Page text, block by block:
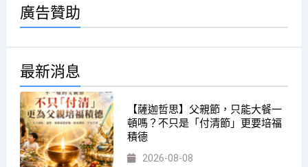
廣告贊助
最新消息
【薩迦哲思】父親節，只能大餐一
頓嗎？不只是「付清節」更要培福
積德
2026-08-08